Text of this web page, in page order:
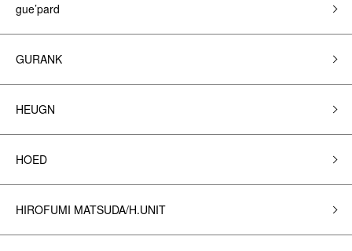
gue’pard
GURANK
HEUGN
HOED
HIROFUMI MATSUDA/H.UNIT